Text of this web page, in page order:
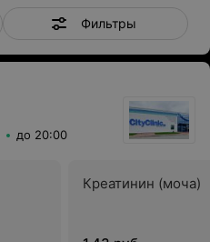
Фильтры
до 20:00
Креатинин (моча)